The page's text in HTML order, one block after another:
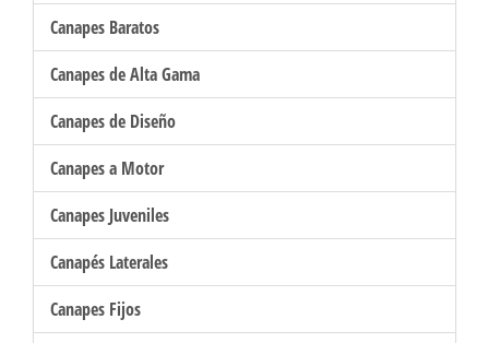
Canapes Baratos
Canapes de Alta Gama
Canapes de Diseño
Canapes a Motor
Canapes Juveniles
Canapés Laterales
Canapes Fijos